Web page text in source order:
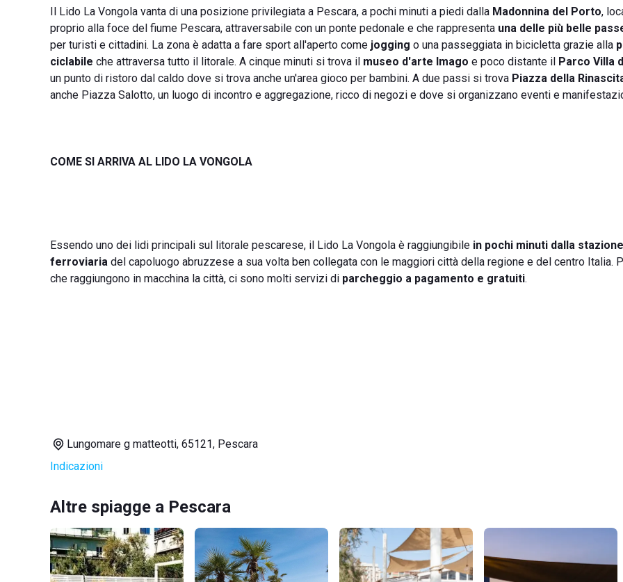
Il Lido La Vongola vanta di una posizione privilegiata a Pescara, a pochi minuti a piedi dalla Madonnina del Porto,
proprio alla foce del fiume Pescara, attraversabile con un ponte pedonale e che rappresenta una delle più belle
per turisti e cittadini. La zona è adatta a fare sport all'aperto come jogging o una passeggiata in bicicletta grazie alla
ciclabile che attraversa tutto il litorale. A cinque minuti si trova il museo d'arte Imago e poco distante il Parco Villa
un punto di ristoro dal caldo dove si trova anche un'area gioco per bambini. A due passi si trova Piazza della
anche Piazza Salotto, un luogo di incontro e aggregazione, ricco di negozi e dove si organizzano eventi e
COME SI ARRIVA AL LIDO LA VONGOLA
Essendo uno dei lidi principali sul litorale pescarese, il Lido La Vongola è raggiungibile in pochi minuti dalla stazione
ferroviaria del capoluogo abruzzese a sua volta ben collegata con le maggiori città della regione e del centro Italia.
che raggiungono in macchina la città, ci sono molti servizi di parcheggio a pagamento e gratuiti.
Lungomare g matteotti, 65121, Pescara
Indicazioni
Altre spiagge a Pescara